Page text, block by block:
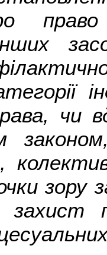
чи
зору
захист